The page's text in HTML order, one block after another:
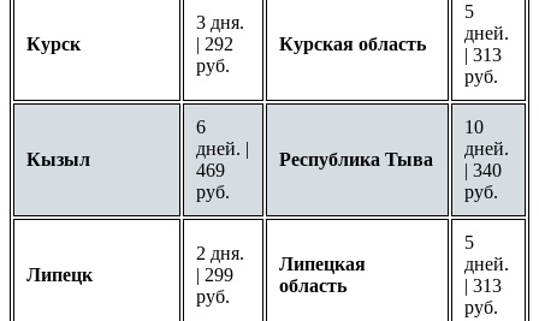
Курск
3 дня.
| 292
руб.
Курская область
5
дней.
| 313
руб.
Кызыл
6
дней. |
469
руб.
Республика Тыва
10
дней.
| 340
руб.
Липецк
2 дня.
| 299
руб.
Липецкая
область
5
дней.
| 313
руб.